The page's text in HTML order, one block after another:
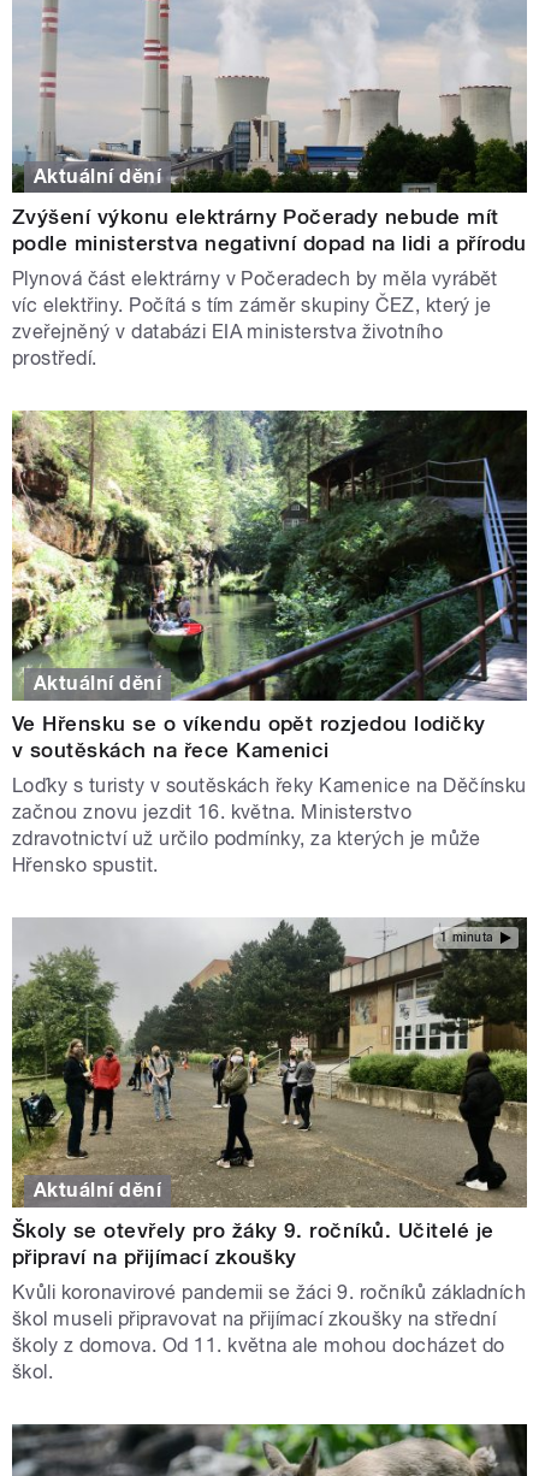
Aktuální dění
Zvýšení výkonu elektrárny Počerady nebude mít
podle ministerstva negativní dopad na lidi a přírodu
Plynová část elektrárny v Počeradech by měla vyrábět
víc elektřiny. Počítá s tím záměr skupiny ČEZ, který je
zveřejněný v databázi EIA ministerstva životního
prostředí.
Aktuální dění
Ve Hřensku se o víkendu opět rozjedou lodičky
v soutěskách na řece Kamenici
Loďky s turisty v soutěskách řeky Kamenice na Děčínsku
začnou znovu jezdit 16. května. Ministerstvo
zdravotnictví už určilo podmínky, za kterých je může
Hřensko spustit.
1 minuta
Aktuální dění
Školy se otevřely pro žáky 9. ročníků. Učitelé je
připraví na přijímací zkoušky
Kvůli koronavirové pandemii se žáci 9. ročníků základních
škol museli připravovat na přijímací zkoušky na střední
školy z domova. Od 11. května ale mohou docházet do
škol.